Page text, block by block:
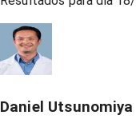
Daniel Utsunomiya